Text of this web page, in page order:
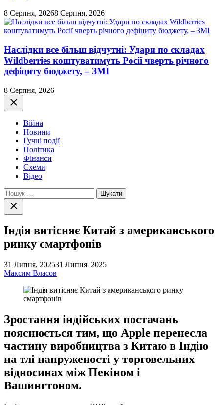
8 Серпня, 20268 Серпня, 2026
Наслідки все більш відчутні: Удари по складах
Wildberries коштуватимуть Росії чверть річного
дефіциту бюджету, – ЗМІ
8 Серпня, 2026
Закрити
Війна
Новини
Гучні події
Політика
Фінанси
Схеми
Відео
Пошук:
Закрити
пошук
Індія витісняє Китай з американського
ринку смартфонів
31 Липня, 202531 Липня, 2025
Максим Власов
Зростання індійських постачань
пояснюється тим, що Apple перенесла
частину виробництва з Китаю в Індію
на тлі напруженості у торговельних
відносинах між Пекіном і
Вашингтоном.